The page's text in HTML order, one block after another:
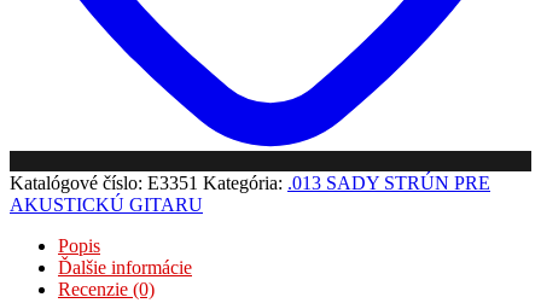
Katalógové číslo: E3351 Kategória: .013 SADY STRÚN PRE
AKUSTICKÚ GITARU
Popis
Ďalšie informácie
Recenzie (0)